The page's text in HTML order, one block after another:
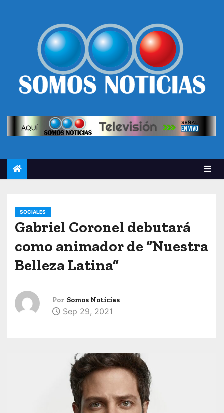
SOCIALES
Gabriel Coronel debutará
como animador de “Nuestra
Belleza Latina”
Por Somos Noticias
Sep 29, 2021